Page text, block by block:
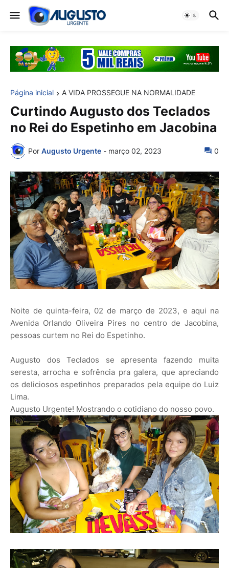
Página inicial A VIDA PROSSEGUE NA NORMALIDADE
Curtindo Augusto dos Teclados
no Rei do Espetinho em Jacobina
Por Augusto Urgente - março 02, 2023 0
Noite de quinta-feira, 02 de março de 2023, e aqui na
Avenida Orlando Oliveira Pires no centro de Jacobina,
pessoas curtem no Rei do Espetinho.
Augusto dos Teclados se apresenta fazendo muita
seresta, arrocha e sofrência pra galera, que apreciando
os deliciosos espetinhos preparados pela equipe do Luiz
Lima.
Augusto Urgente! Mostrando o cotidiano do nosso povo.